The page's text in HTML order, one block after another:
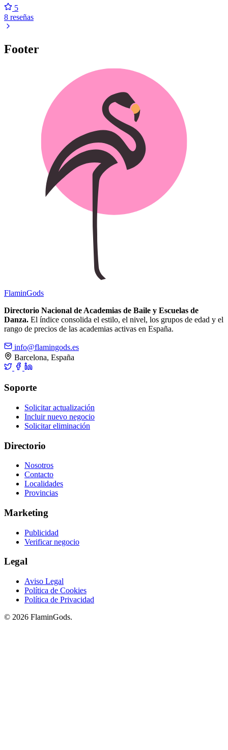
5
8 reseñas
Footer
FlaminGods
Directorio Nacional de Academias de Baile y Escuelas de
Danza. El índice consolida el estilo, el nivel, los grupos de edad y el
rango de precios de las academias activas en España.
info@flamingods.es
Barcelona, España
Soporte
Solicitar actualización
Incluir nuevo negocio
Solicitar eliminación
Directorio
Nosotros
Contacto
Localidades
Provincias
Marketing
Publicidad
Verificar negocio
Legal
Aviso Legal
Política de Cookies
Política de Privacidad
© 2026 FlaminGods.